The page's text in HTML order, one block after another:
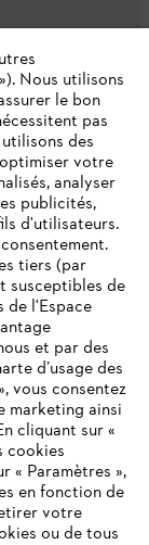
Nous utilisons
le bon
pas
des
votre
analyser
publicités,
d'utilisateurs.
tiers (par
susceptibles de
de l'Espace
et par des
d’usage des
vous consentez
marketing ainsi
cliquant sur «
cookies
« Paramètres »,
en fonction de
votre
ou de tous